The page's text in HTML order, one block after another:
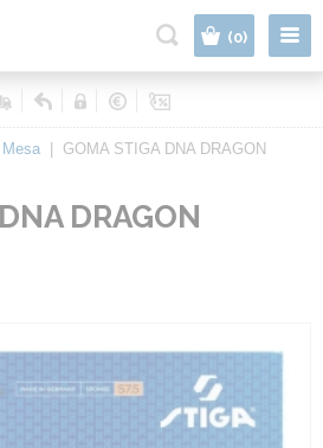
(0)
GOMA STIGA DNA DRAGON
DRAGON